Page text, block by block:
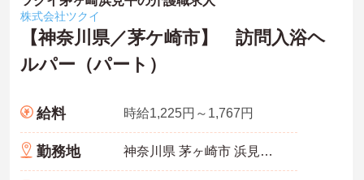
株式会社ツクイ
【神奈川県／茅ケ崎市】 訪問入浴ヘ
ルパー（パート）
給料 時給1,225円～1,767円
勤務地 神奈川県 茅ヶ崎市 浜見平11-1 BRANCH茅ヶ崎2-D